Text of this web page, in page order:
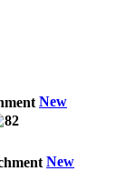
New
82
New